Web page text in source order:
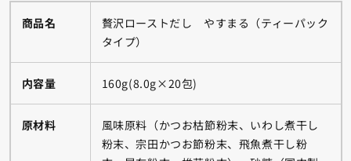
商品名
贅沢ローストだし やすまる（ティーパック
タイプ）
内容量 160g(8.0g×20包)
原材料
風味原料（かつお枯節粉末、いわし煮干し
粉末、宗田かつお節粉末、飛魚煮干し粉